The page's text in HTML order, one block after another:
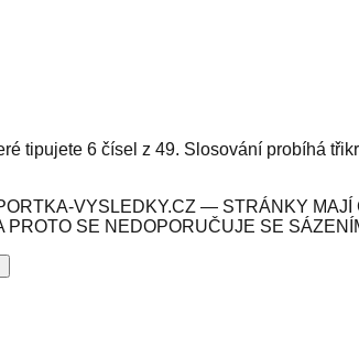
tipujete 6 čísel z 49. Slosování probíhá
VYSLEDKY.CZ — STRÁNKY
PROTO SE NEDOPORUČUJE SE